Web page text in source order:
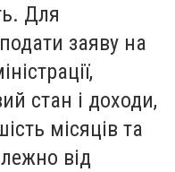
Для
заяву на
стан і доходи,
місяців та
від